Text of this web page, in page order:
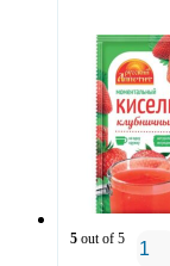
5 out of 5